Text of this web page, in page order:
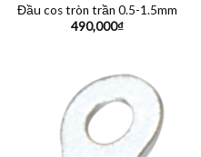
Đầu cos tròn trần 0.5-1.5mm
490,000₫